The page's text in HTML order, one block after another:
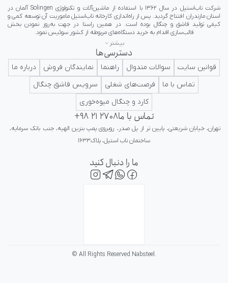
ایرانی در کلاس جهانی تداعی کننده اعتبار و پرستیژ برای ایرانیان باشد.
بیشتر
دسترسی‌ها
قوانین سایت سوالات متدوال راهنما نمایندگان فروش
درباره ما
تماس با ما
فرصت‌های شغلی
سرویس قاشق چنگال
کارد و چنگال میوه‌خوری
تماس با ما+98 21 2708
تهران، خیابان شریعتی، پایین تر از پل صدر، روبروی پمپ بنزین الهیه، جنب بانک سرمایه،
ساختمان ناب استیل، پلاک۱۶۳۳
ما را دنبال کنید
© All Rights Reserved Nabsteel.